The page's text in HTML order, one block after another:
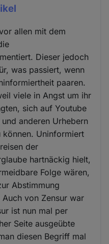
allen mit dem
Dieser jedoch
was passiert, wenn
paaren.
viele in Angst um ihr
sich auf Youtube
anderen Urhebern
können. Uninformiert
der
hartnäckig hielt,
Folge wären,
Abstimmung
von Zensur war
ist nun mal per
Seite ausgeübte
diesen Begriff mal